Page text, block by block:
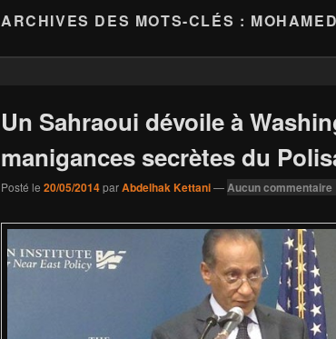
ARCHIVES DES MOTS-CLÉS :
Un Sahraoui dévoile à
manigances secrètes du
Posté le 20/05/2014parAbdelhak Kettani—Aucun commentaire